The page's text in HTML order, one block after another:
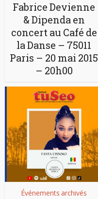
Fabrice Devienne
& Dipenda en
concert au Café de
la Danse – 75011
Paris – 20 mai 2015
– 20h00
Événements archivés